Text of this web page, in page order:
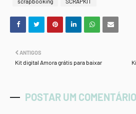
ANTIGOS
Kit digital Amora grátis para baixar
POSTAR UM COMENTÁRIO